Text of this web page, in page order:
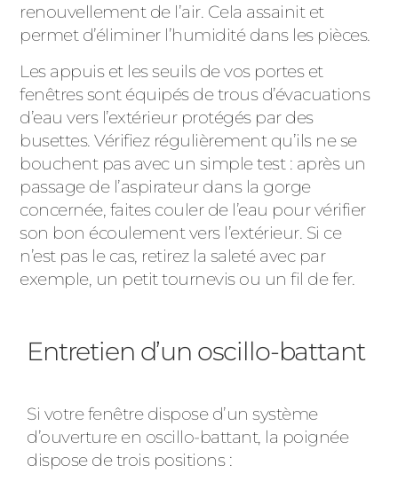
renouvellement de l’air. Cela assainit et
permet d’éliminer l’humidité dans les pièces.
Les appuis et les seuils de vos portes et
fenêtres sont équipés de trous d’évacuations
d’eau vers l’extérieur protégés par des
busettes. Vérifiez régulièrement qu’ils ne se
bouchent pas avec un simple test : après un
passage de l’aspirateur dans la gorge
concernée, faites couler de l’eau pour vérifier
son bon écoulement vers l’extérieur. Si ce
n’est pas le cas, retirez la saleté avec par
exemple, un petit tournevis ou un fil de fer.
Entretien d’un oscillo-battant
Si votre fenêtre dispose d’un système
d’ouverture en oscillo-battant, la poignée
dispose de trois positions :